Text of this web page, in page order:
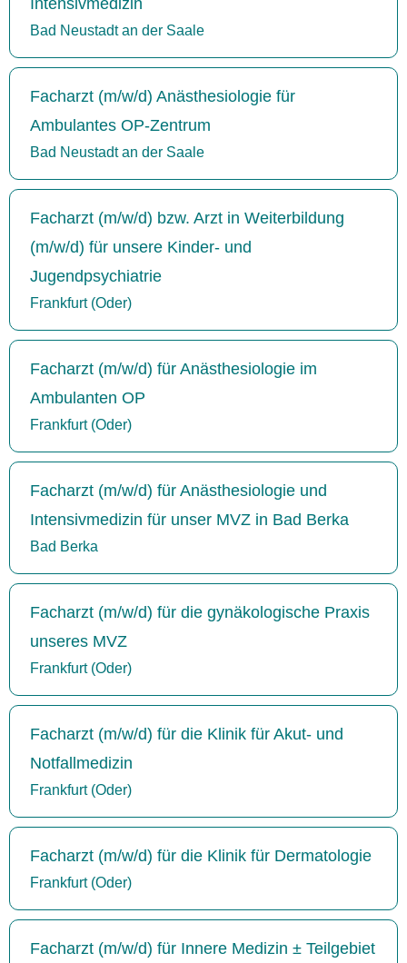
Bad Neustadt an der Saale
Facharzt (m/w/d) Anästhesiologie für
Ambulantes OP-Zentrum
Bad Neustadt an der Saale
Facharzt (m/w/d) bzw. Arzt in Weiterbildung
(m/w/d) für unsere Kinder- und
Jugendpsychiatrie
Frankfurt (Oder)
Facharzt (m/w/d) für Anästhesiologie im
Ambulanten OP
Frankfurt (Oder)
Facharzt (m/w/d) für Anästhesiologie und
Intensivmedizin für unser MVZ in Bad Berka
Bad Berka
Facharzt (m/w/d) für die gynäkologische Praxis
unseres MVZ
Frankfurt (Oder)
Facharzt (m/w/d) für die Klinik für Akut- und
Notfallmedizin
Frankfurt (Oder)
Facharzt (m/w/d) für die Klinik für Dermatologie
Frankfurt (Oder)
Facharzt (m/w/d) für Innere Medizin ± Teilgebiet